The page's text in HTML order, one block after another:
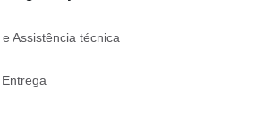
Assistência técnica